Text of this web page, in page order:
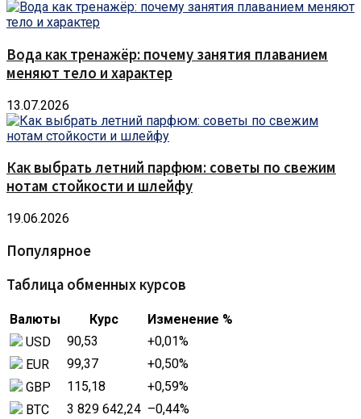
Вода как тренажёр: почему занятия плаванием
меняют тело и характер
13.07.2026
Как выбрать летний парфюм: советы по свежим
нотам стойкости и шлейфу
19.06.2026
Популярное
Таблица обменных курсов
Валюты Курс
Изменение %
USD
90,53 +0,01%
EUR
99,37 +0,50%
GBP
115,18 +0,59%
BTC
3 829 642,24 –0,44%